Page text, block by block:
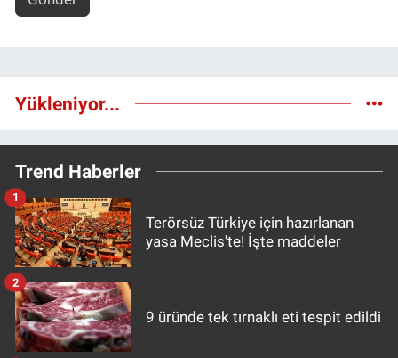
Yükleniyor...
Trend Haberler
Terörsüz Türkiye için hazırlanan
yasa Meclis'te! İşte maddeler
1
9 üründe tek tırnaklı eti tespit edildi
2